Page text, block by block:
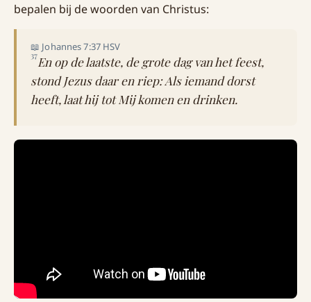
bepalen bij de woorden van Christus:
📖 Johannes 7:37 HSV
37En op de laatste, de grote dag van het feest,
stond Jezus daar en riep: Als iemand dorst
heeft, laat hij tot Mij komen en drinken.